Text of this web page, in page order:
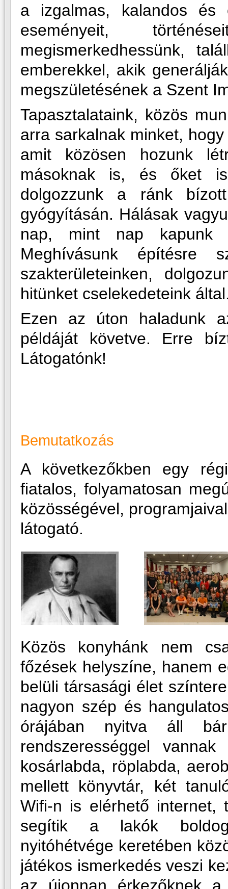
a izgalmas, kalandos és
eseményeit,
megismerkedhessünk,
emberekkel, akik
megszületésének a Szent
Tapasztalataink, közös
arra sarkalnak minket,
amit közösen hozunk
másoknak is, és őket
dolgozzunk a ránk
gyógyításán. Hálásak
nap, mint nap kapunk
Meghívásunk építésre
szakterületeinken,
hitünket cselekedeteink
Ezen az úton haladunk
példáját követve. Erre
Látogatónk!
Bemutatkozás
A következőkben egy
fiatalos, folyamatosan
közösségével,
látogató.
Közös konyhánk nem
főzések helyszíne, hanem
belüli társasági élet
nagyon szép és
órájában nyitva áll
rendszerességgel
kosárlabda, röplabda,
mellett könyvtár, két
Wifi-n is elérhető internet,
segítik a lakók
nyitóhétvége keretében
játékos ismerkedés veszi